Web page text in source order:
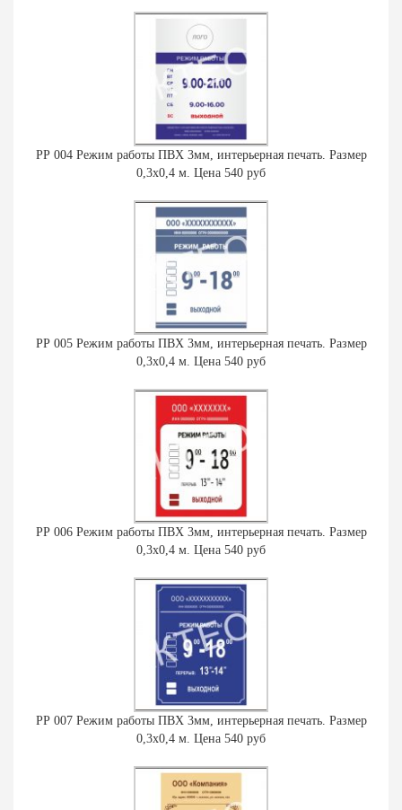
РР 004 Режим работы ПВХ 3мм, интерьерная печать. Размер
0,3х0,4 м. Цена 540 руб
РР 005 Режим работы ПВХ 3мм, интерьерная печать. Размер
0,3х0,4 м. Цена 540 руб
РР 006 Режим работы ПВХ 3мм, интерьерная печать. Размер
0,3х0,4 м. Цена 540 руб
РР 007 Режим работы ПВХ 3мм, интерьерная печать. Размер
0,3х0,4 м. Цена 540 руб